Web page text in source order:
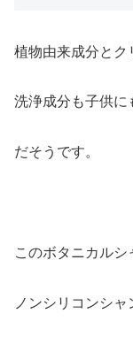
植物由来成分とク
洗浄成分も子供に
だそうです。
このボタニカルシ
ノンシリコンシャ